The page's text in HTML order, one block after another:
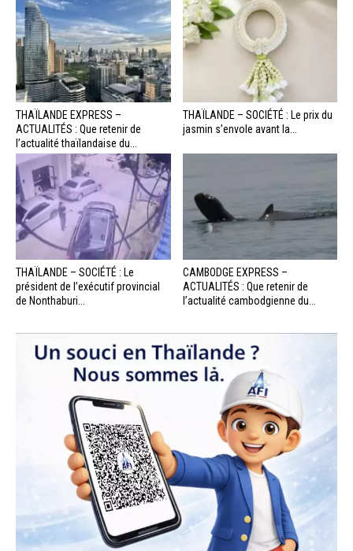
THAÏLANDE EXPRESS –
ACTUALITÉS : Que retenir de
l’actualité thaïlandaise du...
THAÏLANDE – SOCIÉTÉ : Le prix du
jasmin s’envole avant la...
THAÏLANDE – SOCIÉTÉ : Le
président de l’exécutif provincial
de Nonthaburi...
CAMBODGE EXPRESS –
ACTUALITÉS : Que retenir de
l’actualité cambodgienne du...